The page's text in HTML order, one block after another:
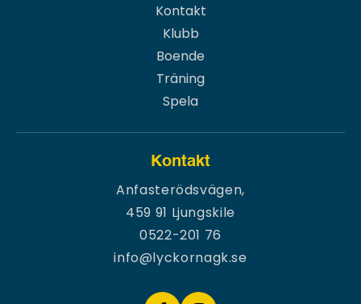
Kontakt
Klubb
Boende
Träning
Spela
Kontakt
Anfasterödsvägen,
459 91 Ljungskile
0522-201 76
info@lyckornagk.se